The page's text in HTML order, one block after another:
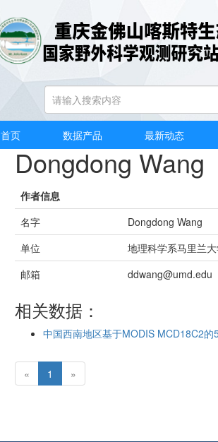
首页 数据产品 最新动态
数据产品 / 按作者浏览 /Dongdong Wang
Dongdong Wang
作者信息
名字
Dongdong Wang
单位
地理科学系马里兰
邮箱
ddwang@umd.edu
相关数据：
中国西南地区基于MODIS MCD18C2
« 1 (current)
»